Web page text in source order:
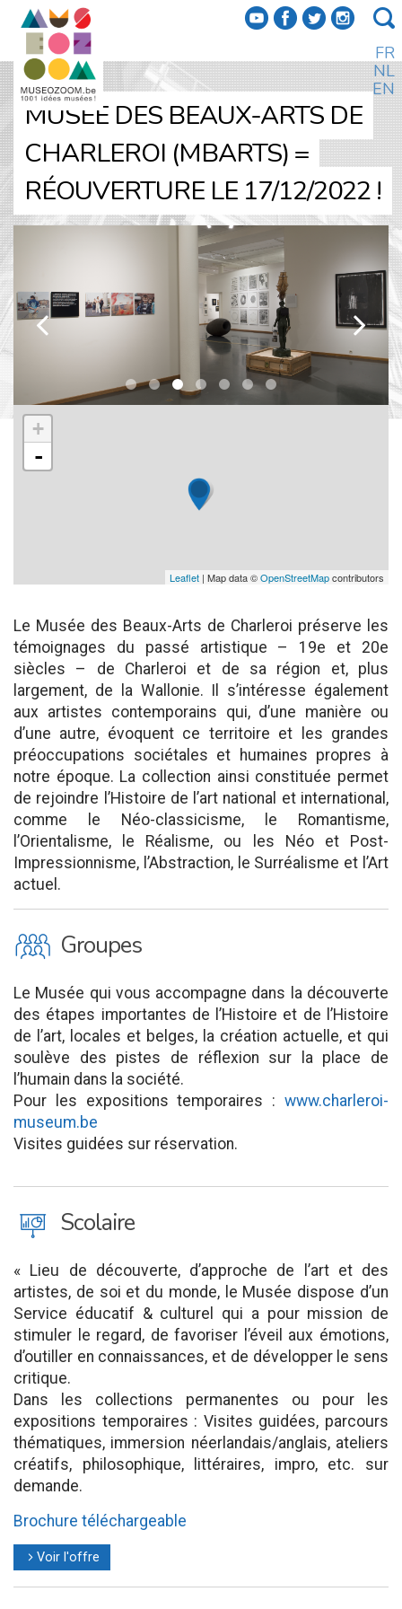
f a b e
FR
NL
EN
MUSÉE DES BEAUX-ARTS DE
CHARLEROI (MBARTS) =
RÉOUVERTURE LE 17/12/2022 !
k l
+
-
Leaflet | Map data ©OpenStreetMapcontributors
Le Musée des Beaux-Arts de Charleroi préserve les
témoignages du passé artistique – 19e et 20e
siècles – de Charleroi et de sa région et, plus
largement, de la Wallonie. Il s’intéresse également
aux artistes contemporains qui, d’une manière ou
d’une autre, évoquent ce territoire et les grandes
préoccupations sociétales et humaines propres à
notre époque. La collection ainsi constituée permet
de rejoindre l’Histoire de l’art national et international,
comme le Néo-classicisme, le Romantisme,
l’Orientalisme, le Réalisme, ou les Néo et Post-
Impressionnisme, l’Abstraction, le Surréalisme et l’Art
actuel.
O Groupes
Le Musée qui vous accompagne dans la découverte
des étapes importantes de l’Histoire et de l’Histoire
de l’art, locales et belges, la création actuelle, et qui
soulève des pistes de réflexion sur la place de
l’humain dans la société.
Pour les expositions temporaires : www.charleroi-
museum.be
Visites guidées sur réservation.
J Scolaire
« Lieu de découverte, d’approche de l’art et des
artistes, de soi et du monde, le Musée dispose d’un
Service éducatif & culturel qui a pour mission de
stimuler le regard, de favoriser l’éveil aux émotions,
d’outiller en connaissances, et de développer le sens
critique.
Dans les collections permanentes ou pour les
expositions temporaires : Visites guidées, parcours
thématiques, immersion néerlandais/anglais, ateliers
créatifs, philosophique, littéraires, impro, etc. sur
demande.
Brochure téléchargeable
l Voir l'offre